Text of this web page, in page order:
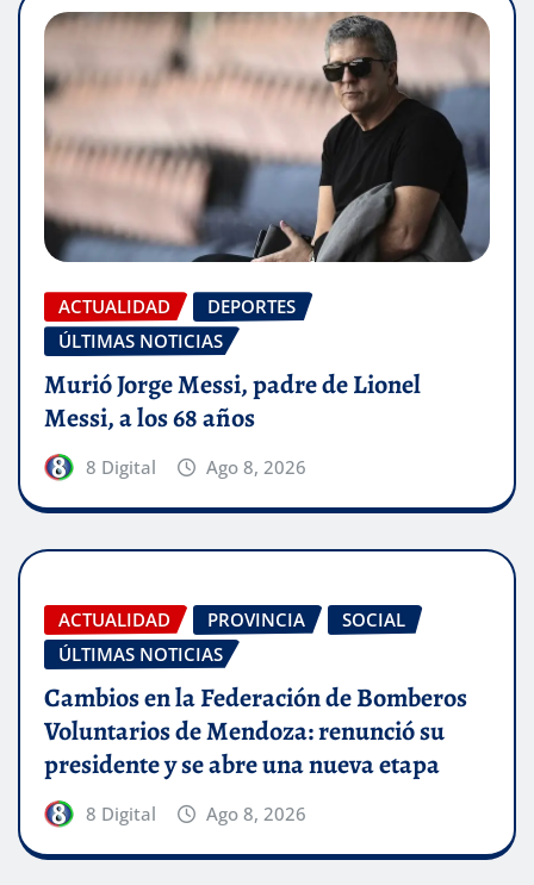
ACTUALIDAD
DEPORTES
ÚLTIMAS NOTICIAS
Murió Jorge Messi, padre de Lionel
Messi, a los 68 años
8 Digital Ago 8, 2026
ACTUALIDAD PROVINCIA
SOCIAL
ÚLTIMAS NOTICIAS
Cambios en la Federación de Bomberos
Voluntarios de Mendoza: renunció su
presidente y se abre una nueva etapa
8 Digital Ago 8, 2026